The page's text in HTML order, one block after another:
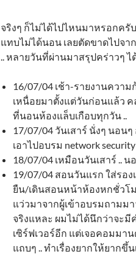
จริงๆ ก็ไม่ได้ไปไหนมาหรอกครั
แทบไม่ได้นอน เลยตัดขาดไปจาก
.. หลายวันที่ผ่านมาสรุปคร่าวๆ ไ
16/07/04 เช้า-รายงานควา
เหนื่อยมาตั้งแต่วันก่อนแล้ว ค
ที่นอนห้องแล็บเกือบทุกวัน ..
17/07/04 วันเสาร์ นั่งๆ นอน
เอาไปอบรม network
18/07/04 เหมือนวันเสาร์ ..
19/07/04 สอนวันแรก ใส่รอ
ยืน/เดินสอนหน้าห้องหกชั่วโม
แว่วมาจากผู้เข้าอบรมถามม
จริงแหละ ผมไม่ได้นึกว่าจะ
เซิร์ฟเวอร์อีก แต่เจอคอมมา
แถบๆ .. ทำเรื่องยากให้ยากขึ้